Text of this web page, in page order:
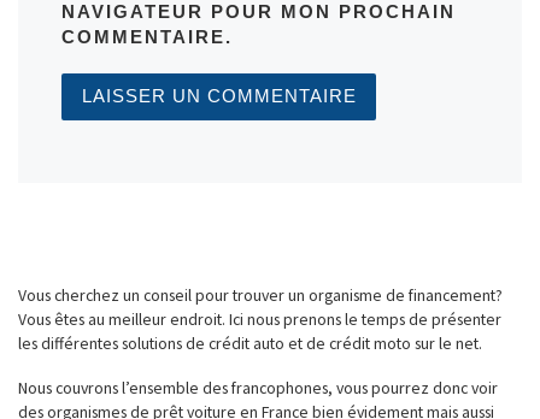
NAVIGATEUR POUR MON PROCHAIN
COMMENTAIRE.
Vous cherchez un conseil pour trouver un organisme de financement?
Vous êtes au meilleur endroit. Ici nous prenons le temps de présenter
les différentes solutions de crédit auto et de crédit moto sur le net.
Nous couvrons l’ensemble des francophones, vous pourrez donc voir
des organismes de prêt voiture en France bien évidement mais aussi